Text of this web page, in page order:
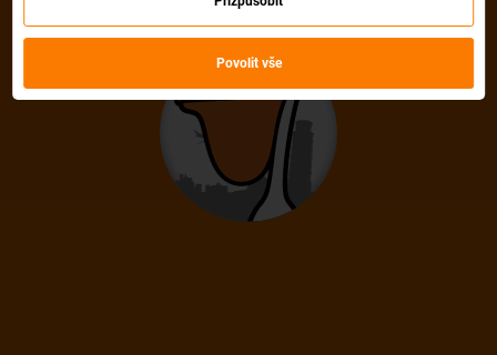
Povolit vše